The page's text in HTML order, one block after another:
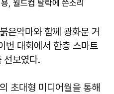
, 월드컵 탈락에 쓴소리
은악마와 함께 광화문 거
번 대회에서 한층 스마트
선보였다.
초대형 미디어월을 통해